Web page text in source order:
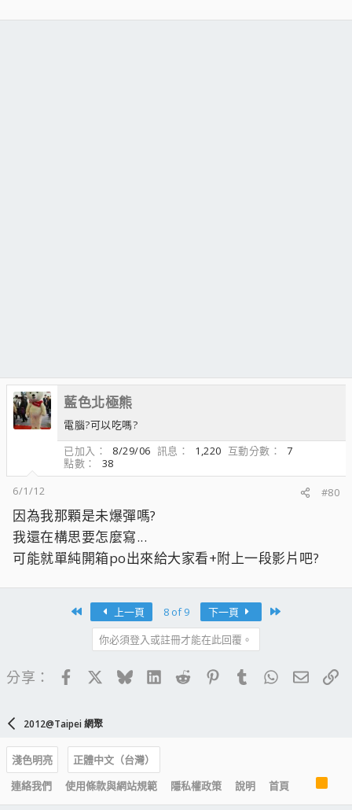
藍色北極熊
電腦?可以吃嗎?
已加入
8/29/06 訊息 1,220 互動分數
7
點數
38
6/1/12
#80
因為我那顆是未爆彈嗎?
我還在構思要怎麼寫...
可能就單純開箱po出來給大家看+附上一段影片吧?
上一頁 8 of 9 下一頁
你必須登入或註冊才能在此回覆。
分享： FacebookBlueskyLinkedIn
Reddit PinterestTumblrWhatsApp
電子
2012@Taipei 網聚
淺色明亮
正體中文（台灣）
連絡我們
使用條款與網站規範 隱私權政策 說明 首頁
R
S
S